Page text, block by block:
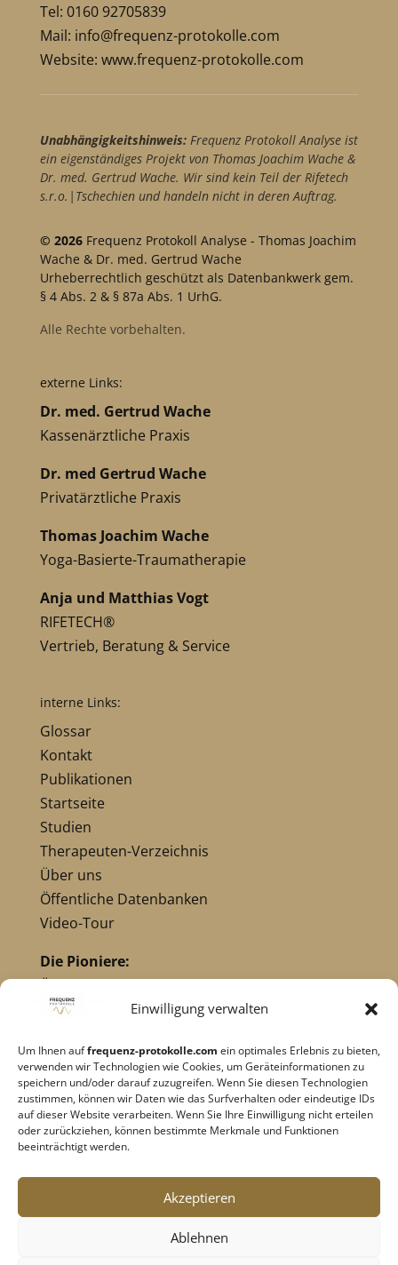
Einwilligung verwalten
Um Ihnen auffrequenz-protokolle.com ein optimales Erlebnis zu bieten,
verwenden wir Technologien wie Cookies, um Geräteinformationen zu
speichern und/oder darauf zuzugreifen. Wenn Sie diesen Technologien
zustimmen, können wir Daten wie das Surfverhalten oder eindeutige IDs
auf dieser Website verarbeiten. Wenn Sie Ihre Einwilligung nicht erteilen
oder zurückziehen, können bestimmte Merkmale und Funktionen
beeinträchtigt werden.
Akzeptieren
Ablehnen
Tel: 0160 92705839
Mail: info@frequenz-protokolle.com
Website: www.frequenz-protokolle.com
Unabhängigkeitshinweis:Frequenz Protokoll Analyse ist
ein eigenständiges Projekt von Thomas Joachim Wache &
Dr. med. Gertrud Wache. Wir sind kein Teil der Rifetech
s.r.o.|Tschechien und handeln nicht in deren Auftrag.
© 2026 Frequenz Protokoll Analyse - Thomas Joachim
Wache & Dr. med. Gertrud Wache
Urheberrechtlich geschützt als Datenbankwerk gem.
§ 4 Abs. 2 & § 87a Abs. 1 UrhG.
Alle Rechte vorbehalten.
externe Links:
Dr. med. Gertrud Wache
Kassenärztliche Praxis
Dr. med Gertrud Wache
Privatärztliche Praxis
Thomas Joachim Wache
Yoga-Basierte-Traumatherapie
Anja und Matthias Vogt
RIFETECH®
Vertrieb, Beratung & Service
interne Links:
Glossar
Kontakt
Publikationen
Startseite
Studien
Therapeuten-Verzeichnis
Über uns
Öffentliche Datenbanken
Video-Tour
Die Pioniere:
Übersicht Pioniere
Nikola Tesla
Dr. Hulda Clark
Robert C. Beck
Georges Lakhovsky
verwandte Pioniere
Datenschutz
Cookie-Richtlinie|AGB's